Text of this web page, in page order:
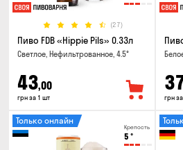
(27)
Пиво FDB «Hippie Pils» 0.33л
Светлое, Нефильтрованное, 4.5°
43,00
грн за 1 шт грн
Крепость
5 °
Только онлайн